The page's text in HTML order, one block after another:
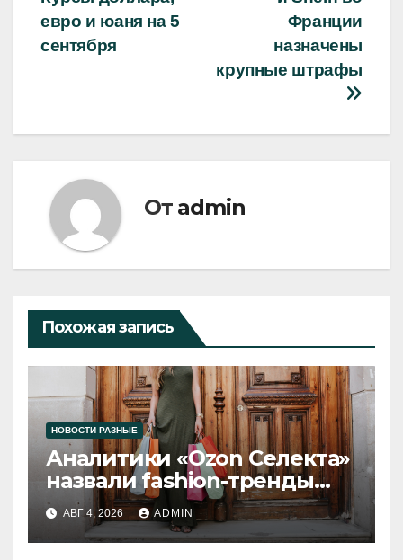
по
записям
Франции
назначены
крупные штрафы
евро и юаня на 5
сентября
От admin
Похожая запись
НОВОСТИ РАЗНЫЕ
Аналитики «Ozon Селекта»
назвали fashion-тренды
2026 года
АВГ 4, 2026 ADMIN